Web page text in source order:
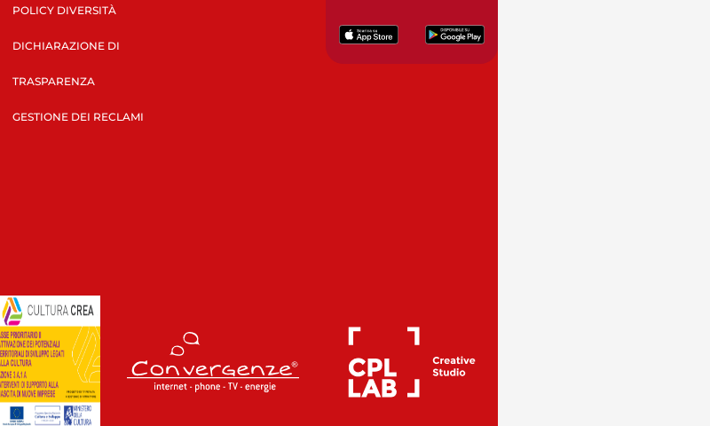
POLICY DIVERSITÀ
DICHIARAZIONE DI
TRASPARENZA
GESTIONE DEI RECLAMI